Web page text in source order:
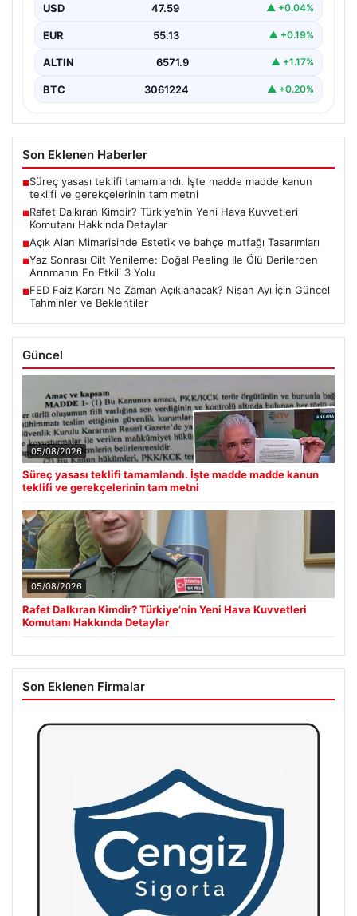
Türkiye'nin askeri yönetiminde önemli bir yere sahip
Yüksek…
USD 47.59 ▲ +0.04%
EUR 55.13 ▲ +0.19%
ALTIN 6571.9 ▲ +1.17%
BTC 3061224 ▲ +0.20%
Son Eklenen Haberler
■Süreç yasası teklifi tamamlandı. İşte madde madde kanun
teklifi ve gerekçelerinin tam metni
■Rafet Dalkıran Kimdir? Türkiye’nin Yeni Hava Kuvvetleri
Komutanı Hakkında Detaylar
■Açık Alan Mimarisinde Estetik ve bahçe mutfağı Tasarımları
■Yaz Sonrası Cilt Yenileme: Doğal Peeling Ile Ölü Derilerden
Arınmanın En Etkili 3 Yolu
■FED Faiz Kararı Ne Zaman Açıklanacak? Nisan Ayı İçin Güncel
Tahminler ve Beklentiler
Güncel
05/08/2026
Süreç yasası teklifi tamamlandı. İşte madde madde kanun
teklifi ve gerekçelerinin tam metni
05/08/2026
Rafet Dalkıran Kimdir? Türkiye’nin Yeni Hava Kuvvetleri
Komutanı Hakkında Detaylar
Son Eklenen Firmalar